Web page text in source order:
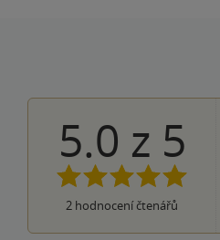
5.0 z 5
2 hodnocení čtenářů